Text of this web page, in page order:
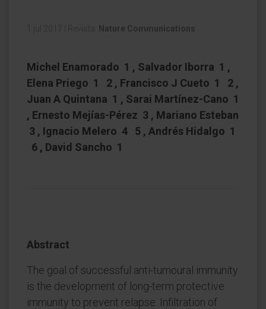
1 jul 2017 Revista: Nature Communications
Michel Enamorado 1 , Salvador Iborra 1 ,
Elena Priego 1 2 , Francisco J Cueto 1 2 ,
Juan A Quintana 1 , Sarai Martínez-Cano 1
, Ernesto Mejías-Pérez 3 , Mariano Esteban
3 , Ignacio Melero 4 5 , Andrés Hidalgo 1
6 , David Sancho 1
Abstract
The goal of successful anti-tumoural immunity
is the development of long-term protective
immunity to prevent relapse. Infiltration of